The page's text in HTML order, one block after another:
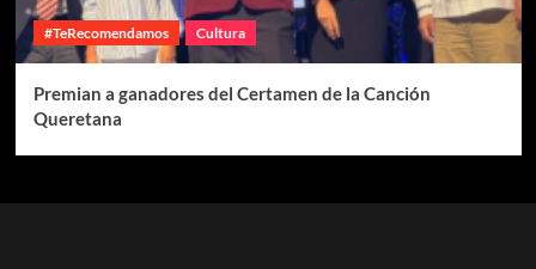
#TeRecomendamos Cultura
Premian a ganadores del Certamen de la Canción
Queretana